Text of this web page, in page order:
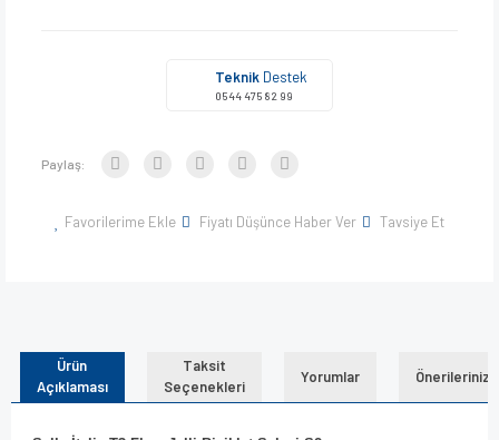
Teknik Destek
0544 475 82 99
Paylaş:
Favorilerime Ekle Fiyatı Düşünce Haber Ver Tavsiye Et
Ürün
Açıklaması
Taksit
Seçenekleri
Yorumlar Önerileriniz